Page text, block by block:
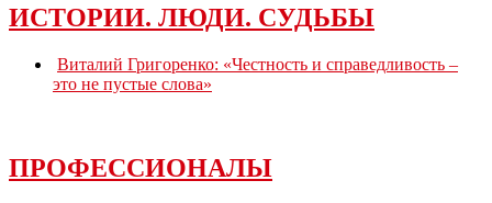
ИСТОРИИ. ЛЮДИ. СУДЬБЫ
Виталий Григоренко: «Честность и справедливость –
это не пустые слова»
ПРОФЕССИОНАЛЫ